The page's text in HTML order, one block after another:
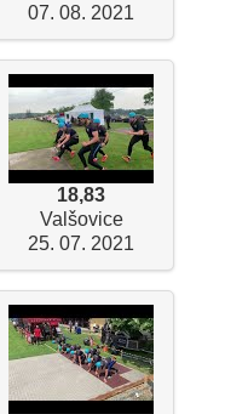
07. 08. 2021
18,83
Valšovice
25. 07. 2021